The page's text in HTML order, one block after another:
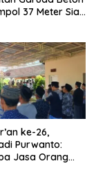
37 Meter Siap
ke-26,
Purwanto:
Jasa Orang